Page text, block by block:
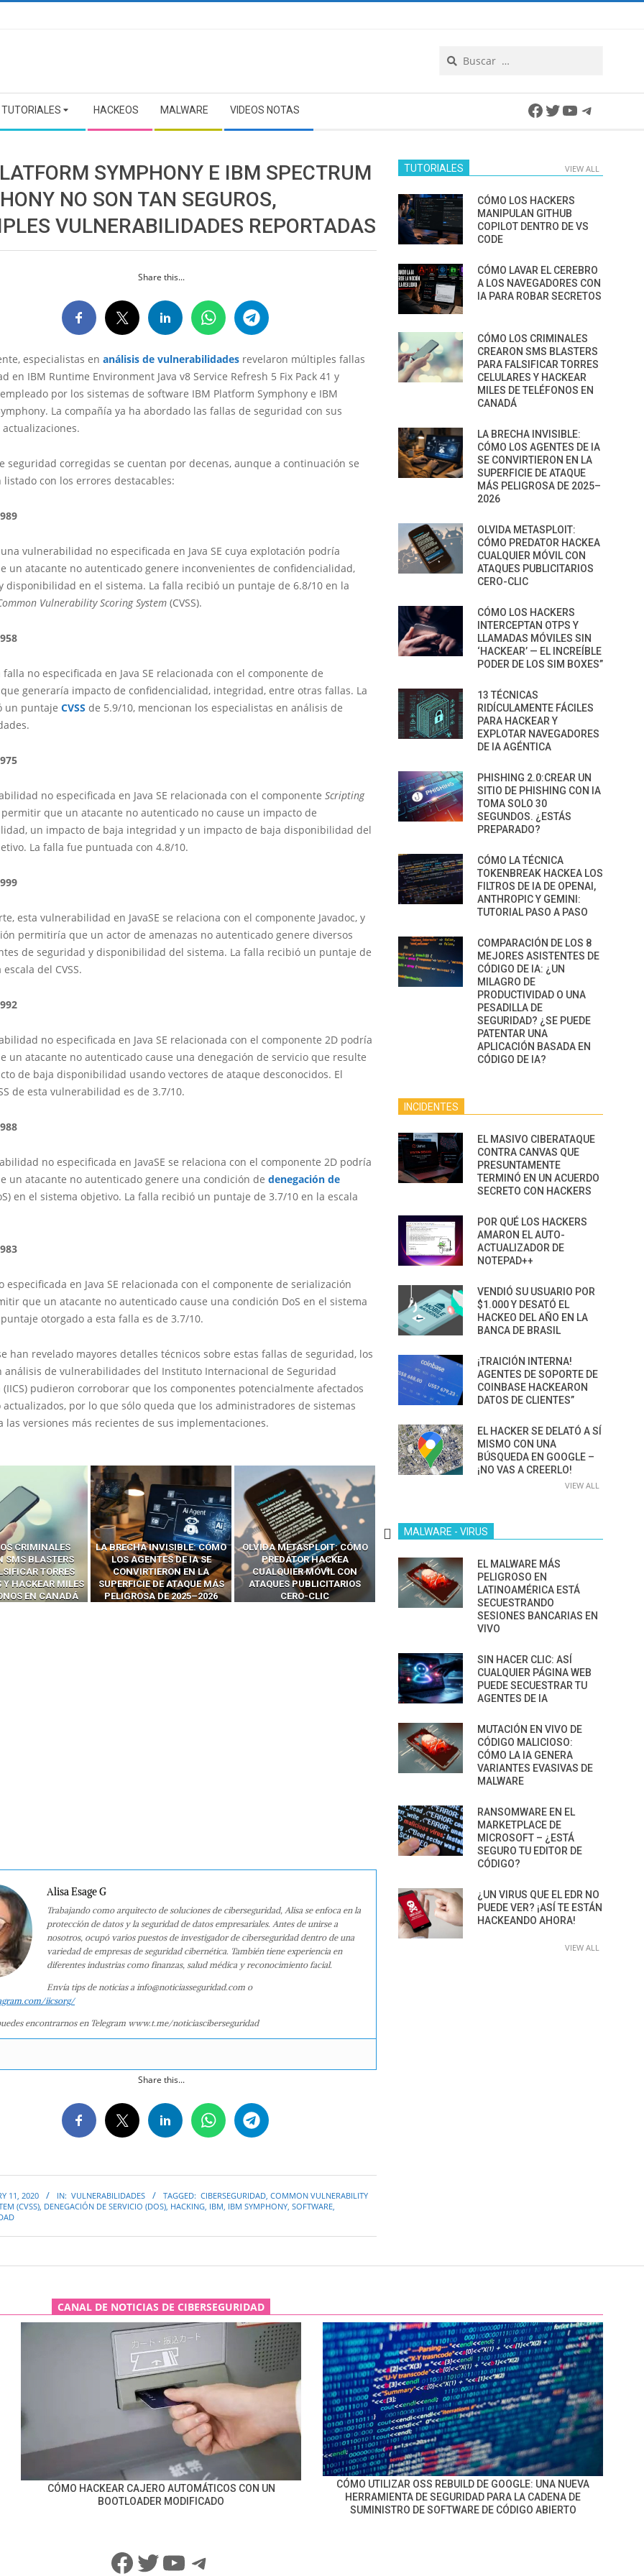
TUTORIALES HACKEOS MALWARE VIDEOS NOTAS Facebook
Twitter
YouTube
SYMPHONY E IBM SPECTRUM
NO SON TAN SEGUROS,
VULNERABILIDADES REPORTADAS
Share this...
especialistas en análisis de vulnerabilidades revelaron múltiples fallas
en IBM Runtime Environment Java v8 Service Refresh 5 Fix Pack 41 y
por los sistemas de software IBM Platform Symphony e IBM
La compañía ya ha abordado las fallas de seguridad con sus
seguridad corregidas se cuentan por decenas, aunque a continuación se
listado con los errores destacables:
vulnerabilidad no especificada en Java SE cuya explotación podría
un atacante no autenticado genere inconvenientes de confidencialidad,
disponibilidad en el sistema. La falla recibió un puntaje de 6.8/10 en la
Vulnerability Scoring System (CVSS).
falla no especificada en Java SE relacionada con el componente de
generaría impacto de confidencialidad, integridad, entre otras fallas. La
un puntaje CVSS de 5.9/10, mencionan los especialistas en análisis de
no especificada en Java SE relacionada con el componente Scripting
que un atacante no autenticado no cause un impacto de
un impacto de baja integridad y un impacto de baja disponibilidad del
La falla fue puntuada con 4.8/10.
esta vulnerabilidad en JavaSE se relaciona con el componente Javadoc, y
permitiría que un actor de amenazas no autenticado genere diversos
de seguridad y disponibilidad del sistema. La falla recibió un puntaje de
del CVSS.
no especificada en Java SE relacionada con el componente 2D podría
un atacante no autenticado cause una denegación de servicio que resulte
de baja disponibilidad usando vectores de ataque desconocidos. El
de esta vulnerabilidad es de 3.7/10.
no especificada en JavaSE se relaciona con el componente 2D podría
un atacante no autenticado genere una condición de denegación de
en el sistema objetivo. La falla recibió un puntaje de 3.7/10 en la escala
especificada en Java SE relacionada con el componente de serialización
que un atacante no autenticado cause una condición DoS en el sistema
otorgado a esta falla es de 3.7/10.
han revelado mayores detalles técnicos sobre estas fallas de seguridad, los
análisis de vulnerabilidades del Instituto Internacional de Seguridad
(IICS) pudieron corroborar que los componentes potencialmente afectados
actualizados, por lo que sólo queda que los administradores de sistemas
las versiones más recientes de sus implementaciones.
CRIMINALES
SMS BLASTERS
TORRES
Y HACKEAR MILES
EN CANADÁ
LA BRECHA INVISIBLE: CÓMO
LOS AGENTES DE IA SE
CONVIRTIERON EN LA
SUPERFICIE DE ATAQUE MÁS
PELIGROSA DE 2025–2026
OLVIDA METASPLOIT: CÓMO
PREDATOR HACKEA
CUALQUIER MÓVIL CON
ATAQUES PUBLICITARIOS
CERO-CLIC
INTERCEPTAN OTPS Y
LLAMADAS MÓVILES SIN
‘HACKEAR’ — EL INCREÍBLE
PODER DE LOS SIM BOXES”
RIDÍCULAMENTE
PARA HACKEAR Y
NAVEGADORES DE IA
AGÉNTICA
Alisa Esage G
Trabajando como arquitecto de soluciones de ciberseguridad, Alisa se enfoca en la
protección de datos y la seguridad de datos empresariales. Antes de unirse a
nosotros, ocupó varios puestos de investigador de ciberseguridad dentro de una
variedad de empresas de seguridad cibernética. También tiene experiencia en
diferentes industrias como finanzas, salud médica y reconocimiento facial.
Envía tips de noticias a info@noticiasseguridad.com o
iicsorg/
encontrarnos en Telegram www.t.me/noticiasciberseguridad
Share this...
11, 2020 IN: VULNERABILIDADES TAGGED: CIBERSEGURIDAD COMMON VULNERABILITY
(CVSS) DENEGACIÓN DE SERVICIO (DOS) HACKING IBM IBM SYMPHONY SOFTWARE
TUTORIALES VIEW ALL
CÓMO LOS HACKERS
MANIPULAN GITHUB
COPILOT DENTRO DE VS
CODE
CÓMO LAVAR EL CEREBRO
A LOS NAVEGADORES CON
IA PARA ROBAR SECRETOS
CÓMO LOS CRIMINALES
CREARON SMS BLASTERS
PARA FALSIFICAR TORRES
CELULARES Y HACKEAR
MILES DE TELÉFONOS EN
CANADÁ
LA BRECHA INVISIBLE:
CÓMO LOS AGENTES DE IA
SE CONVIRTIERON EN LA
SUPERFICIE DE ATAQUE
MÁS PELIGROSA DE 2025–
2026
OLVIDA METASPLOIT:
CÓMO PREDATOR HACKEA
CUALQUIER MÓVIL CON
ATAQUES PUBLICITARIOS
CERO-CLIC
CÓMO LOS HACKERS
INTERCEPTAN OTPS Y
LLAMADAS MÓVILES SIN
‘HACKEAR’ — EL INCREÍBLE
PODER DE LOS SIM BOXES”
13 TÉCNICAS
RIDÍCULAMENTE FÁCILES
PARA HACKEAR Y
EXPLOTAR NAVEGADORES
DE IA AGÉNTICA
PHISHING 2.0:CREAR UN
SITIO DE PHISHING CON IA
TOMA SOLO 30
SEGUNDOS. ¿ESTÁS
PREPARADO?
CÓMO LA TÉCNICA
TOKENBREAK HACKEA LOS
FILTROS DE IA DE OPENAI,
ANTHROPIC Y GEMINI:
TUTORIAL PASO A PASO
COMPARACIÓN DE LOS 8
MEJORES ASISTENTES DE
CÓDIGO DE IA: ¿UN
MILAGRO DE
PRODUCTIVIDAD O UNA
PESADILLA DE
SEGURIDAD? ¿SE PUEDE
PATENTAR UNA
APLICACIÓN BASADA EN
CÓDIGO DE IA?
INCIDENTES
EL MASIVO CIBERATAQUE
CONTRA CANVAS QUE
PRESUNTAMENTE
TERMINÓ EN UN ACUERDO
SECRETO CON HACKERS
POR QUÉ LOS HACKERS
AMARON EL AUTO-
ACTUALIZADOR DE
NOTEPAD++
VENDIÓ SU USUARIO POR
$1.000 Y DESATÓ EL
HACKEO DEL AÑO EN LA
BANCA DE BRASIL
¡TRAICIÓN INTERNA!
AGENTES DE SOPORTE DE
COINBASE HACKEARON
DATOS DE CLIENTES”
EL HACKER SE DELATÓ A SÍ
MISMO CON UNA
BÚSQUEDA EN GOOGLE –
¡NO VAS A CREERLO!
VIEW ALL
MALWARE - VIRUS
EL MALWARE MÁS
PELIGROSO EN
LATINOAMÉRICA ESTÁ
SECUESTRANDO
SESIONES BANCARIAS EN
VIVO
SIN HACER CLIC: ASÍ
CUALQUIER PÁGINA WEB
PUEDE SECUESTRAR TU
AGENTES DE IA
MUTACIÓN EN VIVO DE
CÓDIGO MALICIOSO:
CÓMO LA IA GENERA
VARIANTES EVASIVAS DE
MALWARE
RANSOMWARE EN EL
MARKETPLACE DE
MICROSOFT – ¿ESTÁ
SEGURO TU EDITOR DE
CÓDIGO?
¿UN VIRUS QUE EL EDR NO
PUEDE VER? ¡ASÍ TE ESTÁN
HACKEANDO AHORA!
VIEW ALL
CANAL DE NOTICIAS DE CIBERSEGURIDAD
CÓMO HACKEAR CAJERO AUTOMÁTICOS CON UN
BOOTLOADER MODIFICADO
CÓMO UTILIZAR OSS REBUILD DE GOOGLE: UNA NUEVA
HERRAMIENTA DE SEGURIDAD PARA LA CADENA DE
SUMINISTRO DE SOFTWARE DE CÓDIGO ABIERTO
Facebook
Twitter
YouTube
Telegram